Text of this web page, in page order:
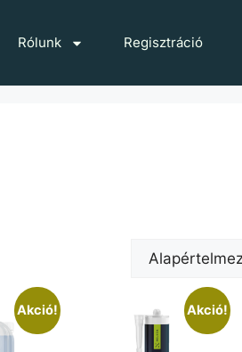
Rólunk Regisztráció
Akció! Akció!